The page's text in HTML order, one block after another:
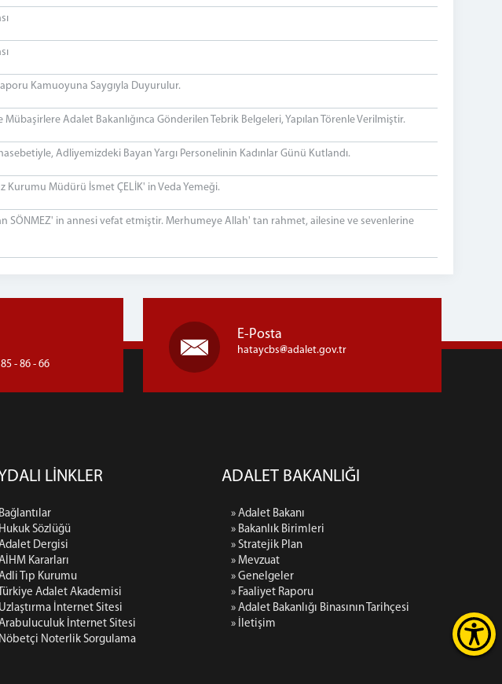
Kamuoyuna Saygıyla Duyurulur.
Adalet Bakanlığınca Gönderilen Tebrik Belgeleri, Yapılan Törenle Verilmiştir.
Adliyemizdeki Bayan Yargı Personelinin Kadınlar Günü Kutlandı.
Kurumu Müdürü İsmet ÇELİK' in Veda Yemeği.
SÖNMEZ' in annesi vefat etmiştir. Merhumeye Allah' tan rahmet, ailesine ve sevenlerine
- 86 - 66
E-Posta
hataycbs adalet.gov.tr
LİNKLER
Sözlüğü
Dergisi
Kararları
Tıp Kurumu
Adalet Akademisi
İnternet Sitesi
İnternet Sitesi
Noterlik Sorgulama
ADALET BAKANLIĞI
» Adalet Bakanı
» Bakanlık Birimleri
» Stratejik Plan
» Mevzuat
» Genelgeler
» Faaliyet Raporu
» Adalet Bakanlığı Binasının Tarihçesi
» İletişim